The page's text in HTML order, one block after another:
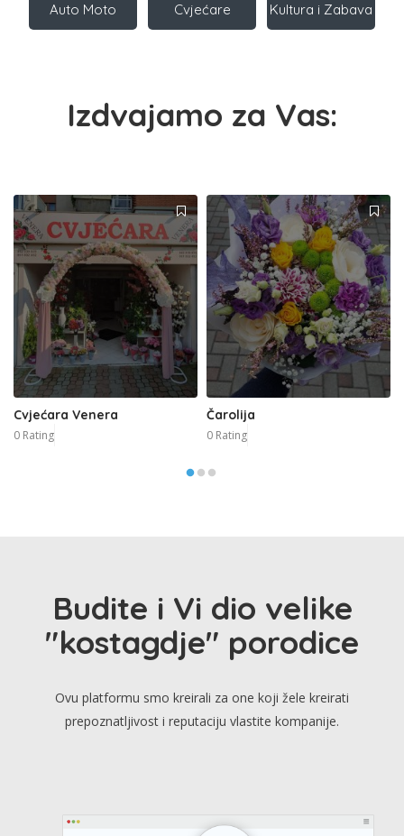
Auto Moto Cvjećare Kultura i Zabava
Izdvajamo za Vas:
Cvjećara Venera
0 Rating
Čarolija
0 Rating
Budite i Vi dio velike
"kostagdje" porodice
Ovu platformu smo kreirali za one koji žele kreirati
prepoznatljivost i reputaciju vlastite kompanije.